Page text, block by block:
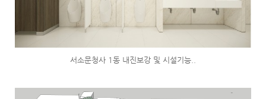
서소문청사 1동 내진보강 및 시설기능..